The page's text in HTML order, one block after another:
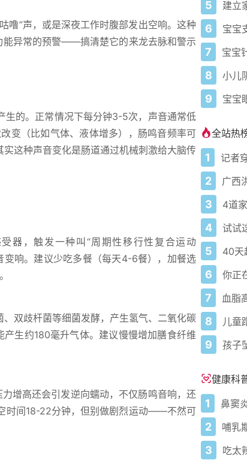
噜”声，或是深夜工作时腹部发出空响。这种
能异常的预警——搞清楚它的来龙去脉和警示
生的。正常情况下每分钟3-5次，声音通常低
变（比如气体、液体增多），肠鸣音频率可
这种声音变化是肠道通过机械刺激给大脑传
器，触发一种叫“周期性移行性复合运动
变响。建议少吃多餐（每天4-6餐），加餐选
双歧杆菌等细菌发酵，产生氢气、二氧化碳
生约180毫升气体。建议慢慢增加膳食纤维
增高还会引发逆向蠕动，不仅肠鸣音响，还
时间18-22分钟，但别做剧烈运动——不然可
5
6
7 宝宝
8
9
全站热
1
2
3
4
5
6
7
8
9 孩子
健康科
1
2
3